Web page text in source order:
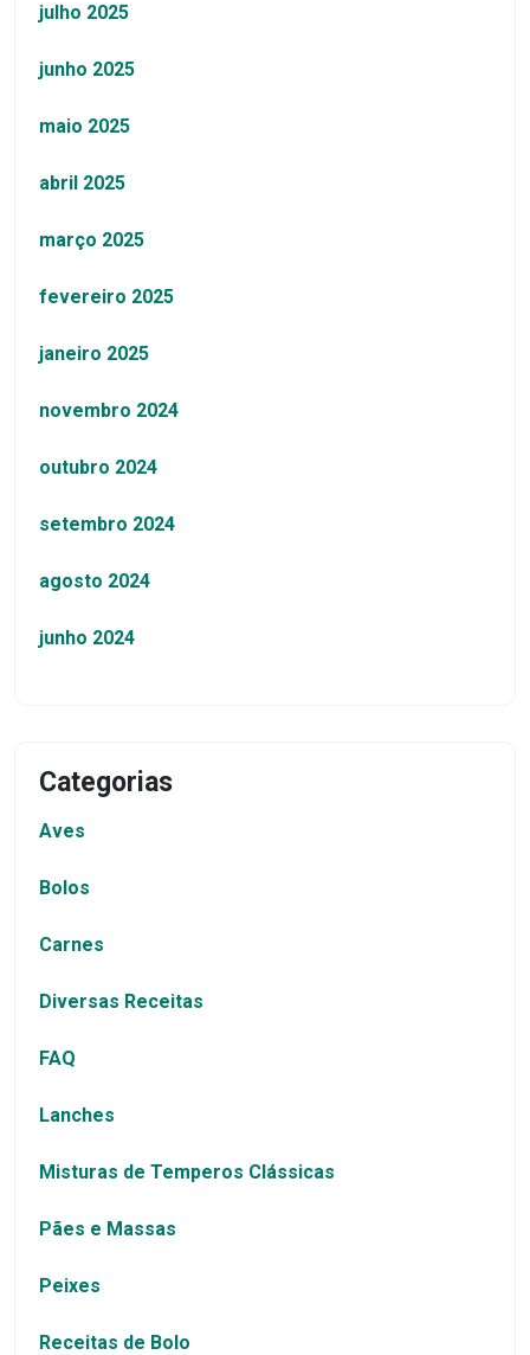
julho 2025
junho 2025
maio 2025
abril 2025
março 2025
fevereiro 2025
janeiro 2025
novembro 2024
outubro 2024
setembro 2024
agosto 2024
junho 2024
Categorias
Aves
Bolos
Carnes
Diversas Receitas
FAQ
Lanches
Misturas de Temperos Clássicas
Pães e Massas
Peixes
Receitas de Bolo